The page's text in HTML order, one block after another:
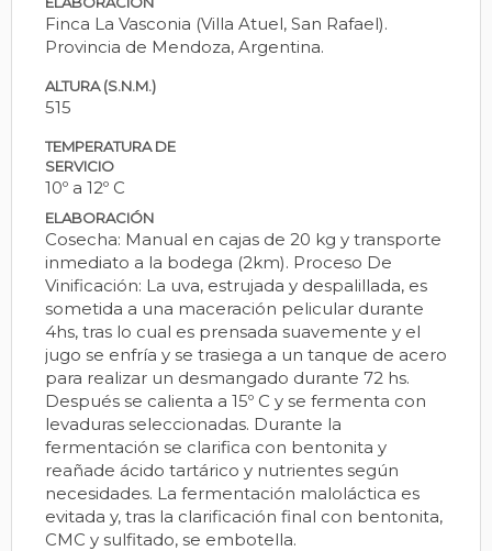
Finca La Vasconia (Villa Atuel, San Rafael).
Provincia de Mendoza, Argentina.
ALTURA (S.N.M.)
515
TEMPERATURA DE
SERVICIO
10º a 12º C
ELABORACIÓN
Cosecha: Manual en cajas de 20 kg y transporte
inmediato a la bodega (2km). Proceso De
Vinificación: La uva, estrujada y despalillada, es
sometida a una maceración pelicular durante
4hs, tras lo cual es prensada suavemente y el
jugo se enfría y se trasiega a un tanque de acero
para realizar un desmangado durante 72 hs.
Después se calienta a 15º C y se fermenta con
levaduras seleccionadas. Durante la
fermentación se clarifica con bentonita y
reañade ácido tartárico y nutrientes según
necesidades. La fermentación maloláctica es
evitada y, tras la clarificación final con bentonita,
CMC y sulfitado, se embotella.